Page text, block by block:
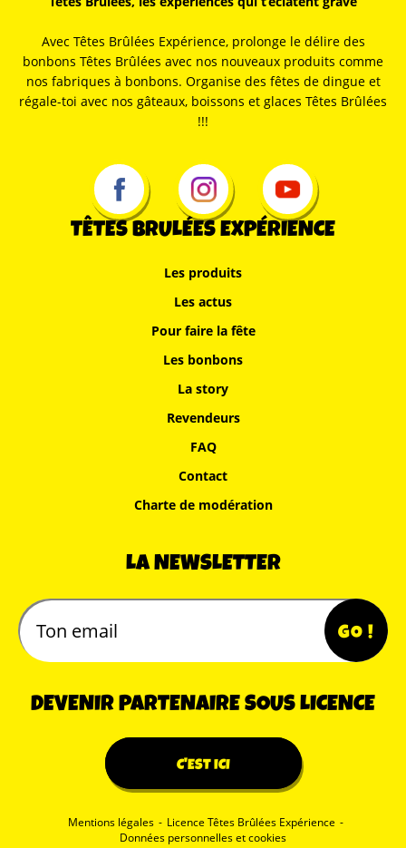
Avec Têtes Brûlées Expérience, prolonge le délire des
bonbons Têtes Brûlées avec nos nouveaux produits comme
nos fabriques à bonbons. Organise des fêtes de dingue et
régale-toi avec nos gâteaux, boissons et glaces Têtes Brûlées
!!!
TÊTES BRULÉES EXPÉRIENCE
Les produits
Les actus
Pour faire la fête
Les bonbons
La story
Revendeurs
FAQ
Contact
Charte de modération
LA NEWSLETTER
DEVENIR PARTENAIRE SOUS LICENCE
C'EST ICI
Mentions légales - Licence Têtes Brûlées Expérience -
Données personnelles et cookies